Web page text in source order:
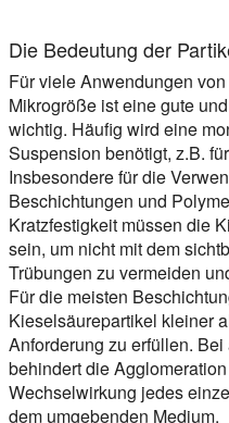
Die Bedeutung der
Für viele Anwendungen
Mikrogröße ist eine gute
wichtig. Häufig wird eine
Suspension benötigt, z.B.
Insbesondere für die
Beschichtungen und
Kratzfestigkeit müssen die
sein, um nicht mit dem
Trübungen zu vermeiden
Für die meisten
Kieselsäurepartikel kleiner
Anforderung zu erfüllen.
behindert die
Wechselwirkung jedes
dem umgebenden Medium.